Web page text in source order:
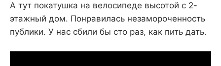
А тут покатушка на велосипеде высотой с 2-
этажный дом. Понравилась незамороченность
публики. У нас сбили бы сто раз, как пить дать.